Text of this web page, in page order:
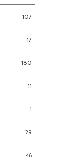
107
17
180
11
1
29
46